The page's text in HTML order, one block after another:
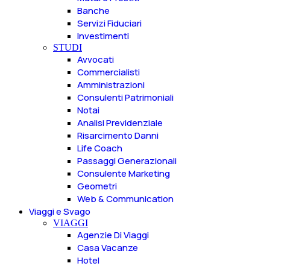
Banche
Servizi Fiduciari
Investimenti
STUDI
Avvocati
Commercialisti
Amministrazioni
Consulenti Patrimoniali
Notai
Analisi Previdenziale
Risarcimento Danni
Life Coach
Passaggi Generazionali
Consulente Marketing
Geometri
Web & Communication
Viaggi e Svago
VIAGGI
Agenzie Di Viaggi
Casa Vacanze
Hotel